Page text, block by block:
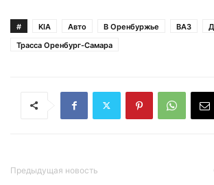
# KIA Авто В Оренбуржье ВАЗ
Трасса Оренбург-Самара
Предыдущая новость